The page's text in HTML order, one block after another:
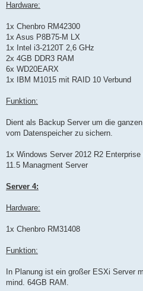
Hardware:
1x Chenbro RM42300
1x Asus P8B75-M LX
1x Intel i3-2120T 2,6 GHz
2x 4GB DDR3 RAM
6x WD20EARX
1x IBM M1015 mit RAID 10 Verbund
Funktion:
Dient als Backup Server um die
vom Datenspeicher zu sichern.
1x Windows Server 2012 R2
11.5 Managment Server
Server 4:
Hardware:
1x Chenbro RM31408
Funktion:
In Planung ist ein großer ESXi Server
mind. 64GB RAM.